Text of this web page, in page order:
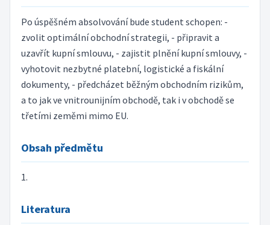
Po úspěšném absolvování bude student schopen: -
zvolit optimální obchodní strategii, - připravit a
uzavřít kupní smlouvu, - zajistit plnění kupní smlouvy, -
vyhotovit nezbytné platební, logistické a fiskální
dokumenty, - předcházet běžným obchodním rizikům,
a to jak ve vnitrounijním obchodě, tak i v obchodě se
třetími zeměmi mimo EU.
Obsah předmětu
1.
Literatura